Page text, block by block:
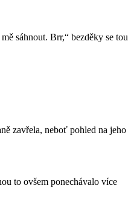
sáhnout. Brr,“ bezděky se tou
zavřela, neboť pohled na jeho
to ovšem ponechávalo více